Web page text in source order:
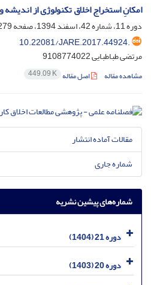
امکانِ استخراج اخلاق تکنولوژی از
دوره 11، شماره 42، اسفند 1394، صفحه
309
10.22081/JARE.2017.44924.
مرتضی طباطبایی 9108774022
مشاهده مقاله اصل مقاله 449.09 K
مقالات آماده انتشار
شماره جاری
شماره‌های پیشین نشریه
دوره 21 (1404)
دوره 20 (1403)